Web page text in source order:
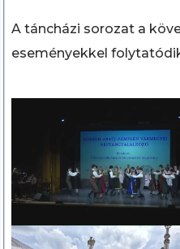
A táncházi sorozat a
eseményekkel